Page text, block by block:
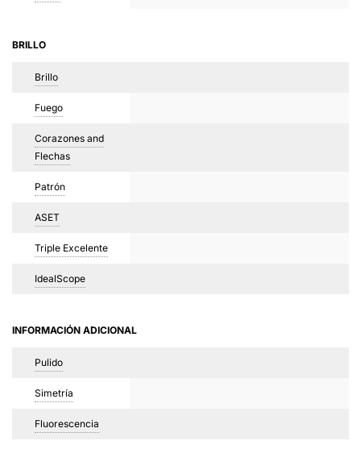
BRILLO
Brillo
Fuego
Corazones and
Flechas
Patrón
ASET
Triple Excelente
IdealScope
INFORMACIÓN ADICIONAL
Pulido
Simetría
Fluorescencia